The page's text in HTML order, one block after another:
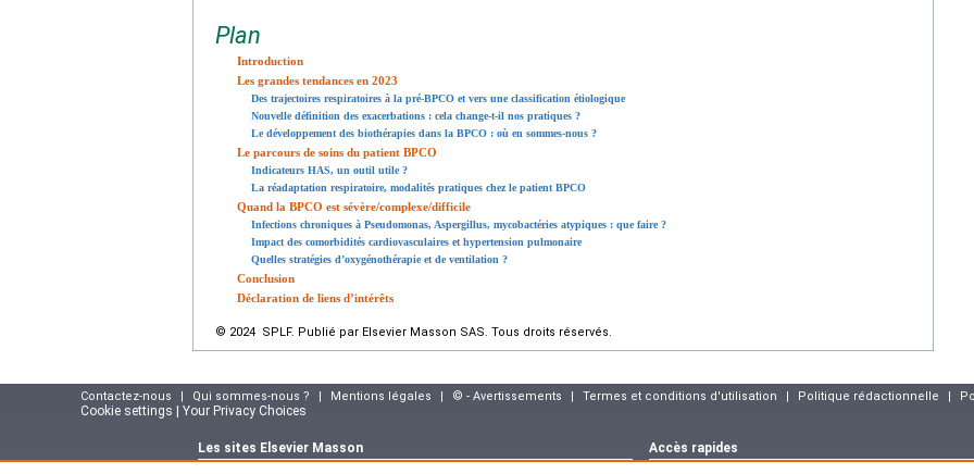
Plan
Introduction
Les grandes tendances en 2023
Des trajectoires respiratoires à la pré-BPCO et vers une classification étiologique
Nouvelle définition des exacerbations : cela change-t-il nos pratiques ?
Le développement des biothérapies dans la BPCO : où en sommes-nous ?
Le parcours de soins du patient BPCO
Indicateurs HAS, un outil utile ?
La réadaptation respiratoire, modalités pratiques chez le patient BPCO
Quand la BPCO est sévère/complexe/difficile
Infections chroniques à Pseudomonas, Aspergillus, mycobactéries atypiques : que faire ?
Impact des comorbidités cardiovasculaires et hypertension pulmonaire
Quelles stratégies d’oxygénothérapie et de ventilation ?
Conclusion
Déclaration de liens d’intérêts
© 2024 SPLF. Publié par Elsevier Masson SAS. Tous droits réservés.
Contactez-nous | Qui sommes-nous ? | Mentions légales | © - Avertissements | Termes et conditions d'utilisation | Politique rédactionnelle |
Cookie settings | Your Privacy Choices
Les sites Elsevier Masson Accès rapides